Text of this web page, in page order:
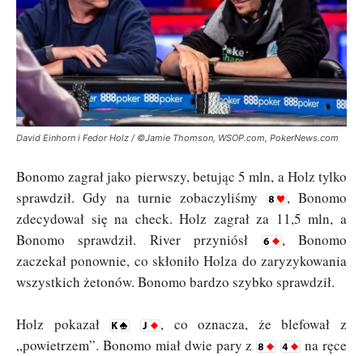
David Einhorn i Fedor Holz / ©Jamie Thomson, WSOP.com, PokerNews.com
Bonomo zagrał jako pierwszy, betując 5 mln, a Holz tylko
sprawdził. Gdy na turnie zobaczyliśmy
, Bonomo
zdecydował się na check. Holz zagrał za 11,5 mln, a
Bonomo sprawdził. River przyniósł
, Bonomo
zaczekał ponownie, co skłoniło Holza do zaryzykowania
wszystkich żetonów. Bonomo bardzo szybko sprawdził.
Holz pokazał
, co oznacza, że blefował z
„powietrzem”. Bonomo miał dwie pary z
na ręce